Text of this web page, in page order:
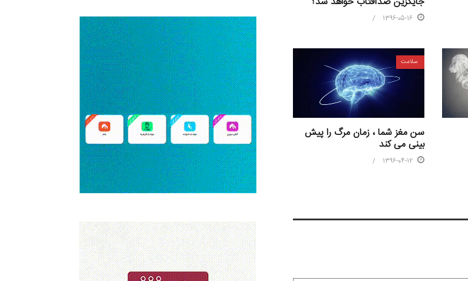
1396-05-16
سلامت
سن مغز شما ، زمان مرگ را پیش
بینی می کند
1396-04-12